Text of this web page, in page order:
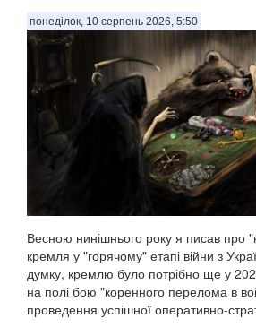
понеділок, 10 серпень 2026, 5:50
Весною нинішнього року я писав про
кремля у "горячому" етапі війни з
думку, кремлю було потрібно ще у
на полі бою "коренного перелома в
проведення успішної оперативно-